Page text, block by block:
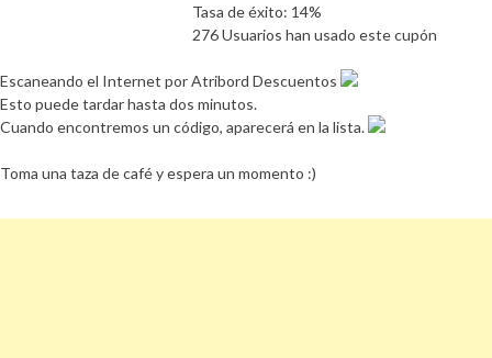
Tasa de éxito: 14%
276 Usuarios han usado este cupón
Escaneando el Internet por Atribord Descuentos
Esto puede tardar hasta dos minutos.
Cuando encontremos un código, aparecerá en la lista.
Toma una taza de café y espera un momento :)